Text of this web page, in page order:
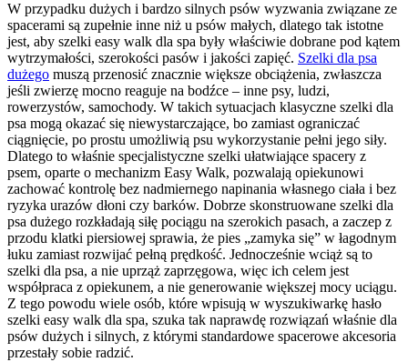
W przypadku dużych i bardzo silnych psów wyzwania związane ze
spacerami są zupełnie inne niż u psów małych, dlatego tak istotne
jest, aby szelki easy walk dla spa były właściwie dobrane pod kątem
wytrzymałości, szerokości pasów i jakości zapięć. Szelki dla psa
dużego muszą przenosić znacznie większe obciążenia, zwłaszcza
jeśli zwierzę mocno reaguje na bodźce – inne psy, ludzi,
rowerzystów, samochody. W takich sytuacjach klasyczne szelki dla
psa mogą okazać się niewystarczające, bo zamiast ograniczać
ciągnięcie, po prostu umożliwią psu wykorzystanie pełni jego siły.
Dlatego to właśnie specjalistyczne szelki ułatwiające spacery z
psem, oparte o mechanizm Easy Walk, pozwalają opiekunowi
zachować kontrolę bez nadmiernego napinania własnego ciała i bez
ryzyka urazów dłoni czy barków. Dobrze skonstruowane szelki dla
psa dużego rozkładają siłę pociągu na szerokich pasach, a zaczep z
przodu klatki piersiowej sprawia, że pies „zamyka się” w łagodnym
łuku zamiast rozwijać pełną prędkość. Jednocześnie wciąż są to
szelki dla psa, a nie uprząż zaprzęgowa, więc ich celem jest
współpraca z opiekunem, a nie generowanie większej mocy uciągu.
Z tego powodu wiele osób, które wpisują w wyszukiwarkę hasło
szelki easy walk dla spa, szuka tak naprawdę rozwiązań właśnie dla
psów dużych i silnych, z którymi standardowe spacerowe akcesoria
przestały sobie radzić.